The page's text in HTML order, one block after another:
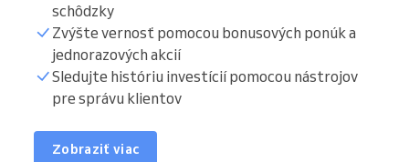
schôdzky
Zvýšte vernosť pomocou bonusových ponúk a
jednorazových akcií
Sledujte históriu investícií pomocou nástrojov
pre správu klientov
Zobraziť viac